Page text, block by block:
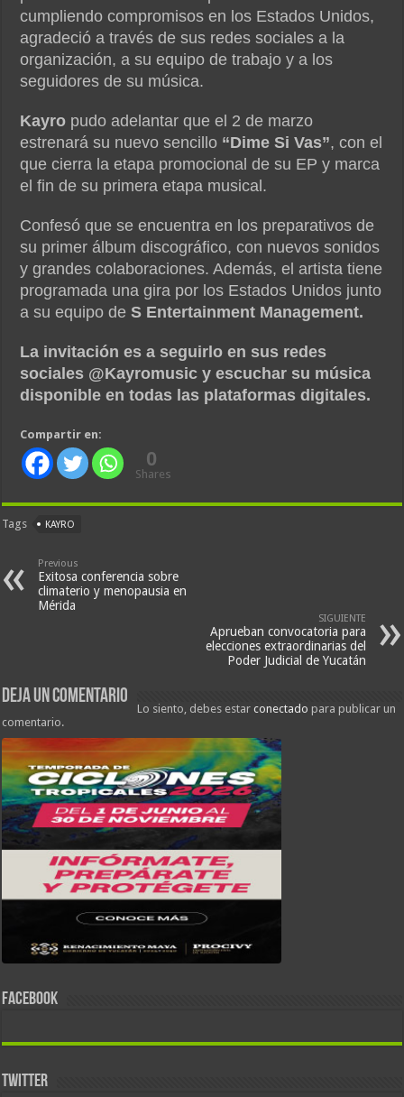
cumpliendo compromisos en los Estados Unidos,
agradeció a través de sus redes sociales a la
organización, a su equipo de trabajo y a los
seguidores de su música.
Kayro pudo adelantar que el 2 de marzo
estrenará su nuevo sencillo “Dime Si Vas”, con el
que cierra la etapa promocional de su EP y marca
el fin de su primera etapa musical.
Confesó que se encuentra en los preparativos de
su primer álbum discográfico, con nuevos sonidos
y grandes colaboraciones. Además, el artista tiene
programada una gira por los Estados Unidos junto
a su equipo deS Entertainment Management.
La invitación es a seguirlo en sus redes
sociales @Kayromusic y escuchar su música
disponible en todas las plataformas digitales.
Compartir en:
0
Shares
Tags KAYRO
Previous
Exitosa conferencia sobre
climaterio y menopausia en
Mérida
SIGUIENTE
Aprueban convocatoria para
elecciones extraordinarias del
Poder Judicial de Yucatán
Deja un comentario
Lo siento, debes estarconectado para publicar un
comentario.
FACEBOOK
TWITTER